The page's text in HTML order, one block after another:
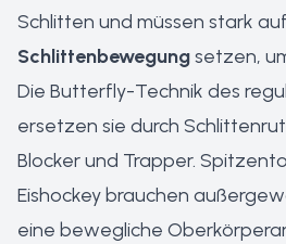
Schlitten und müssen stark auf
Schlittenbewegungsetzen,
Die Butterfly-Technik des
ersetzen sie durch
Blocker und Trapper.
Eishockey brauchen
eine bewegliche